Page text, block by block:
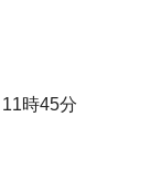
時45分